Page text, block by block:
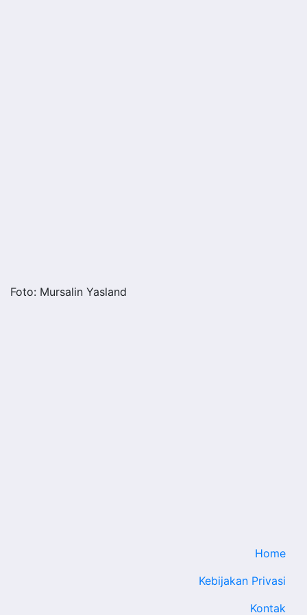
Foto: Mursalin Yasland
Home
Kebijakan Privasi
Kontak